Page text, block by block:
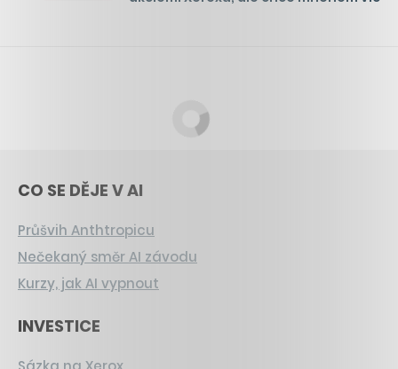
CO SE DĚJE V AI
Průšvih Anthtropicu
Nečekaný směr AI závodu
Kurzy, jak AI vypnout
INVESTICE